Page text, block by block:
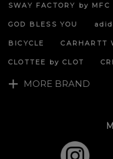
SWAY FACTORY by MFC
GOD BLESS YOU
BICYCLE CARHARTT
CLOTTEE by CLOT
MORE BRAND